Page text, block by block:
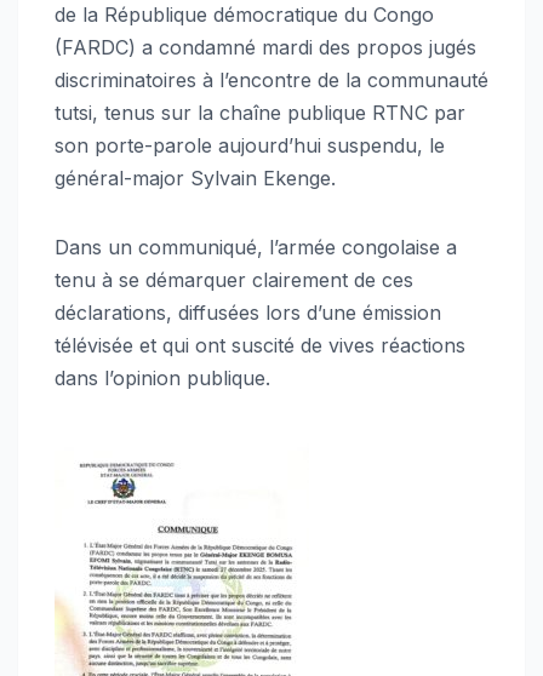
de la République démocratique du Congo
(FARDC) a condamné mardi des propos jugés
discriminatoires à l’encontre de la communauté
tutsi, tenus sur la chaîne publique RTNC par
son porte-parole aujourd’hui suspendu, le
général-major Sylvain Ekenge.
Dans un communiqué, l’armée congolaise a
tenu à se démarquer clairement de ces
déclarations, diffusées lors d’une émission
télévisée et qui ont suscité de vives réactions
dans l’opinion publique.